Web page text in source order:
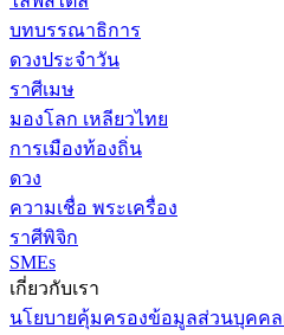
บทบรรณาธิการ
ดวงประจำวัน
ราศีเมษ
มองโลก เหลียวไทย
การเมืองท้องถิ่น
ดวง
ความเชื่อ พระเครื่อง
ราศีพิจิก
SMEs
เกี่ยวกับเรา
นโยบายคุ้มครองข้อมูลส่วนบุคคล